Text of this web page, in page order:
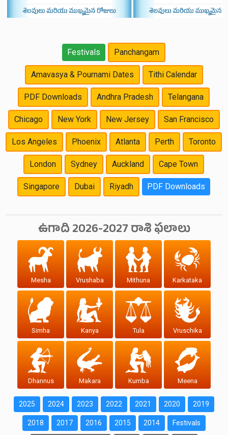
Festivals Panchangam
Amavasya & Pournami Dates Tithi Calendar
PDF Downloads Andhra Pradesh Telangana
Chicago New York New Jersey San Francisco
Los Angeles Phoenix Atlanta Perth Toronto
London Sydney Auckland Cape Town
Singapore Dubai Riyadh PDF Downloads
ఉగాది 2026-2027 రాశి ఫలాలు
Mesha Vrushaba Mithuna Karkataka
Simha Kanya Tula Vruschika
Dhannus Makara Kumba Meena
2025 2024 2023 2022 2021 2020 2019
2018 2017 2016 2015 2014 Festivals